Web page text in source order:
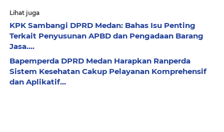
Lihat juga
KPK Sambangi DPRD Medan: Bahas Isu Penting
Terkait Penyusunan APBD dan Pengadaan Barang
Jasa....
Bapemperda DPRD Medan Harapkan Ranperda
Sistem Kesehatan Cakup Pelayanan Komprehensif
dan Aplikatif...